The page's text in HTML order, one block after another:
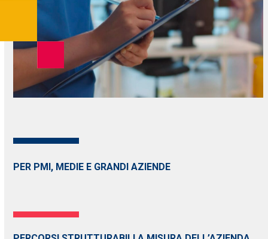
PER PMI, MEDIE E GRANDI AZIENDE